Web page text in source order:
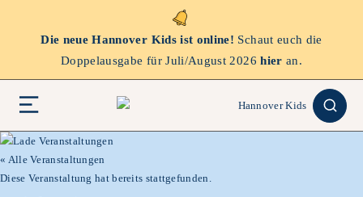
Die neue Hannover Kids ist online! Schaut euch die
Doppelausgabe für Juli/August 2026hier an.
« Alle Veranstaltungen
Diese Veranstaltung hat bereits stattgefunden.